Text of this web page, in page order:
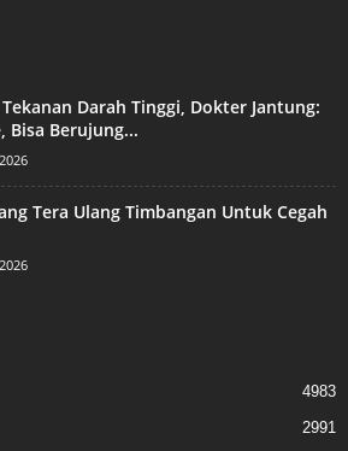
Darah Tinggi, Dokter Jantung:
Bisa Berujung...
Tera Ulang Timbangan Untuk Cegah
4983
2991